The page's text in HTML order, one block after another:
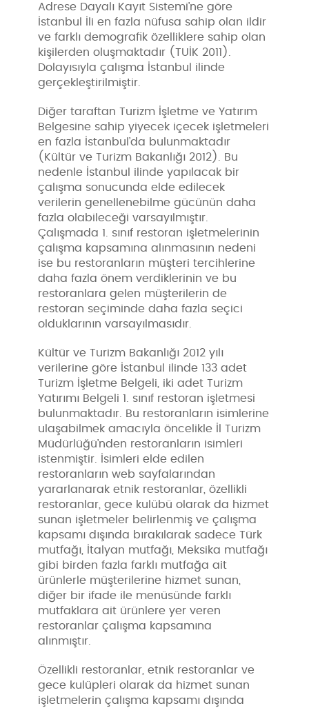
Adrese Dayalı Kayıt Sistemi’ne göre
İstanbul İli en fazla nüfusa sahip olan ildir
ve farklı demografik özelliklere sahip olan
kişilerden oluşmaktadır (TUİK 2011).
Dolayısıyla çalışma İstanbul ilinde
gerçekleştirilmiştir.
Diğer taraftan Turizm İşletme ve Yatırım
Belgesine sahip yiyecek içecek işletmeleri
en fazla İstanbul’da bulunmaktadır
(Kültür ve Turizm Bakanlığı 2012). Bu
nedenle İstanbul ilinde yapılacak bir
çalışma sonucunda elde edilecek
verilerin genellenebilme gücünün daha
fazla olabileceği varsayılmıştır.
Çalışmada 1. sınıf restoran işletmelerinin
çalışma kapsamına alınmasının nedeni
ise bu restoranların müşteri tercihlerine
daha fazla önem verdiklerinin ve bu
restoranlara gelen müşterilerin de
restoran seçiminde daha fazla seçici
olduklarının varsayılmasıdır.
Kültür ve Turizm Bakanlığı 2012 yılı
verilerine göre İstanbul ilinde 133 adet
Turizm İşletme Belgeli, iki adet Turizm
Yatırımı Belgeli 1. sınıf restoran işletmesi
bulunmaktadır. Bu restoranların isimlerine
ulaşabilmek amacıyla öncelikle İl Turizm
Müdürlüğü’nden restoranların isimleri
istenmiştir. İsimleri elde edilen
restoranların web sayfalarından
yararlanarak etnik restoranlar, özellikli
restoranlar, gece kulübü olarak da hizmet
sunan işletmeler belirlenmiş ve çalışma
kapsamı dışında bırakılarak sadece Türk
mutfağı, İtalyan mutfağı, Meksika mutfağı
gibi birden fazla farklı mutfağa ait
ürünlerle müşterilerine hizmet sunan,
diğer bir ifade ile menüsünde farklı
mutfaklara ait ürünlere yer veren
restoranlar çalışma kapsamına
alınmıştır.
Özellikli restoranlar, etnik restoranlar ve
gece kulüpleri olarak da hizmet sunan
işletmelerin çalışma kapsamı dışında